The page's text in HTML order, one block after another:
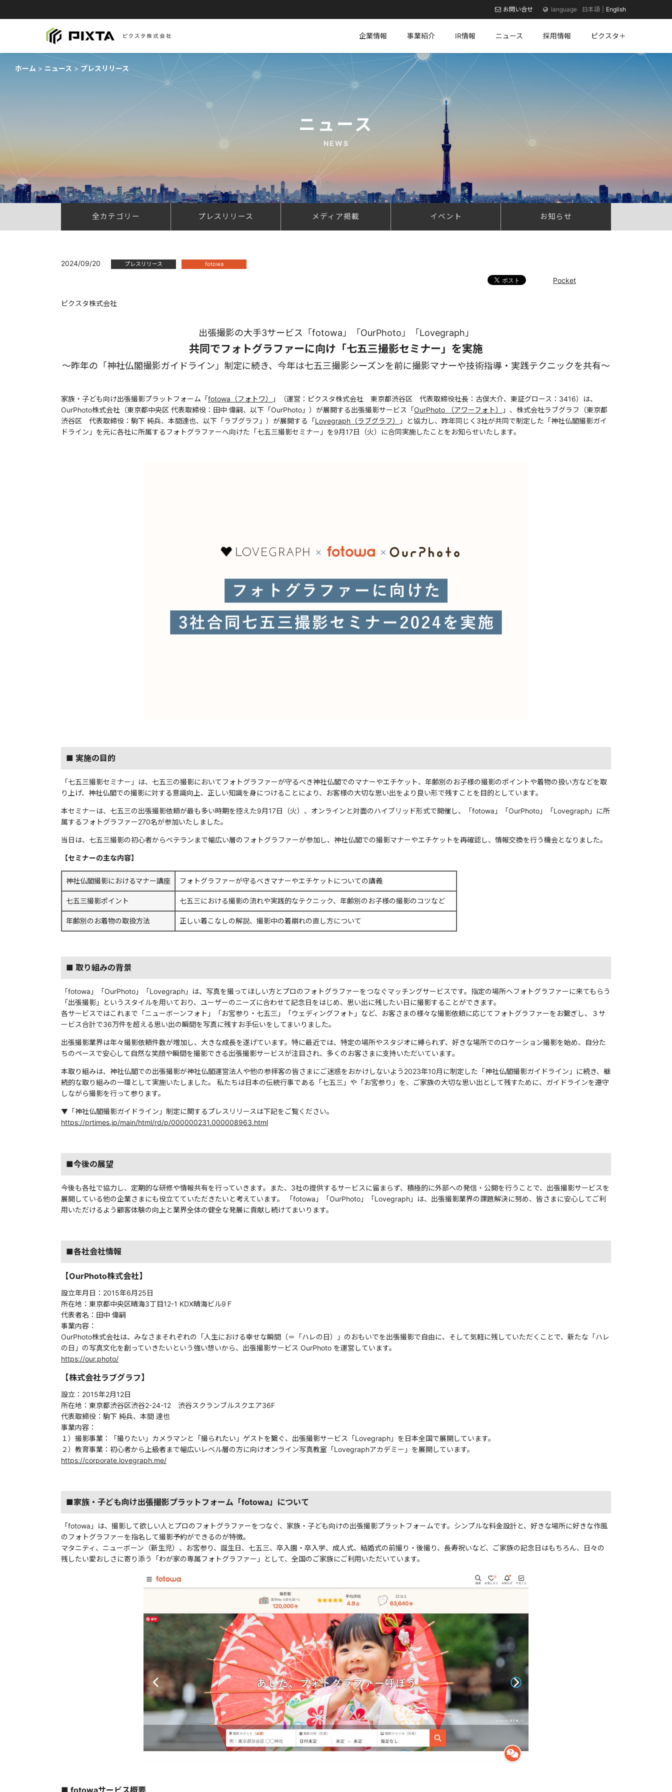
企業情報 事業紹介 IR情報 ニュース 採用情報 ピクスタ＋
お問い合せ 日本語 English
ホーム ニュース プレスリリース
ニュース
NEWS
全カテゴリー プレスリリース メディア掲載 イベント お知らせ
2024/09/20 プレスリリース fotowa
Pocket
ピクスタ株式会社
出張撮影の大手3サービス「fotowa」​​「OurPhoto」「Lovegraph」
共同でフォトグラファーに向け「七五三撮影セミナー」を実施​​
〜昨年の「神社仏閣撮影ガイドライン」制定に続き、今年は七五三撮影シーズンを前に撮影マナーや技術指導・実践テクニックを共有〜
家族・子ども向け出張撮影プラットフォーム「fotowa（フォトワ）
」（運営：ピクスタ株式会社 東京都渋谷区 代表取締役社長：古俣大介、東証グロース：3416）は、
OurPhoto株式会社（東京都中央区 代表取締役：田中 偉嗣、以下「OurPhoto」）が展開する出張撮影サービス「OurPhoto （アワーフォト）
」、株式会社ラブグラフ（東京都
渋谷区 代表取締役：駒下 純兵、本間達也、以下「ラブグラフ」）が展開する「Lovegraph（ラブグラフ）
」と協力し、昨年同じく3社が共同で制定した「神社仏閣撮影ガイ
ドライン」を元に各社に所属するフォトグラファーへ向けた「七五三撮影セミナー」を9月17日（火）に合同実施したことをお知らせいたします。
■ 実施の目的
「七五三撮影セミナー」は、七五三の撮影においてフォトグラファーが守るべき神社仏閣でのマナーやエチケット、年齢別のお子様の撮影のポイントや着物の扱い方などを取
り上げ、神社仏閣での撮影に対する意識向上、正しい知識を身につけることにより、お客様の大切な思い出をより良い形で残すことを目的としています。
本セミナーは、七五三の出張撮影依頼が最も多い時期を控えた9月17日（火）、オンラインと対面のハイブリッド形式で開催し、「fotowa」「OurPhoto」「Lovegraph」に所
属するフォトグラファー270名が参加いたしました。
当日は、七五三撮影の初心者からベテランまで幅広い層のフォトグラファーが参加し、神社仏閣での撮影マナーやエチケットを再確認し、情報交換を行う機会となりました。
【セミナーの主な内容】
神社仏閣撮影におけるマナー講座 フォトグラファーが守るべきマナーやエチケットについての講義
七五三撮影ポイント 七五三における撮影の流れや実践的なテクニック、年齢別のお子様の撮影のコツなど
年齢別のお着物の取扱方法 正しい着こなしの解説、撮影中の着崩れの直し方について
■ 取り組みの背景
「fotowa」「OurPhoto」「Lovegraph」は、写真を撮ってほしい方とプロのフォトグラファーをつなぐマッチングサービスです。指定の場所へフォトグラファーに来てもらう
「出張撮影」というスタイルを用いており、ユーザーのニーズに合わせて記念日をはじめ、思い出に残したい日に撮影することができます。
各サービスではこれまで「ニューボーンフォト」「お宮参り・七五三」「ウェディングフォト」など、お客さまの様々な撮影依頼に応じてフォトグラファーをお繋ぎし、３サ
ービス合計で36万件を超える思い出の瞬間を写真に残すお手伝いをしてまいりました。
出張撮影業界は年々撮影依頼件数が増加し、大きな成長を遂げています。特に最近では、特定の場所やスタジオに縛られず、好きな場所でのロケーション撮影を始め、自分た
ちのペースで安心して自然な笑顔や瞬間を撮影できる出張撮影サービスが注目され、多くのお客さまに支持いただいています。
本取り組みは、神社仏閣での出張撮影が神社仏閣運営法人や他の参拝客の皆さまにご迷惑をおかけしないよう2023年10月に制定した「神社仏閣撮影ガイドライン」に続き、継
続的な取り組みの一環として実施いたしました。 私たちは日本の伝統行事である「七五三」や「お宮参り」を、ご家族の大切な思い出として残すために、ガイドラインを遵守
しながら撮影を行って参ります。
▼「神社仏閣撮影ガイドライン」制定に関するプレスリリースは下記をご覧ください。
https://prtimes.jp/main/html/rd/p/000000231.000008963.html
■今後の展望
今後も各社で協力し、定期的な研修や情報共有を行っていきます。また、3社の提供するサービスに留まらず、積極的に外部への発信・公開を行うことで、出張撮影サービスを
展開している他の企業さまにも役立てていただきたいと考えています。 「fotowa」「OurPhoto」「Lovegraph」は、出張撮影業界の課題解決に努め、皆さまに安心してご利
用いただけるよう顧客体験の向上と業界全体の健全な発展に貢献し続けてまいります。
■各社会社情報
【OurPhoto株式会社】
設立年月日：2015年6月25日
所在地：東京都中央区晴海3丁目12-1 KDX晴海ビル9Ｆ
代表者名：田中 偉嗣
事業内容：
OurPhoto株式会社は、みなさまそれぞれの「人生における幸せな瞬間（＝「ハレの日）」のおもいでを出張撮影で自由に、そして気軽に残していただくことで、新たな「ハレ
の日」の写真文化を創っていきたいという強い想いから、出張撮影サービス OurPhoto を運営しています。
https://our.photo/
【株式会社ラブグラフ】
設立：2015年2月12日
所在地：東京都渋谷区渋谷2-24-12 渋谷スクランブルスクエア36F
代表取締役：駒下 純兵、本間 達也
事業内容：
１）撮影事業：「撮りたい」カメラマンと「撮られたい」ゲストを繋ぐ、出張撮影サービス「Lovegraph」を日本全国で展開しています。
２）教育事業：初心者から上級者まで幅広いレベル層の方に向けオンライン写真教室「Lovegraphアカデミー」を展開しています。
https://corporate.lovegraph.me/
■家族・子ども向け出張撮影プラットフォーム「fotowa」について
「fotowa」は、撮影して欲しい人とプロのフォトグラファーをつなぐ、家族・子ども向けの出張撮影プラットフォームです。シンプルな料金設計と、好きな場所に好きな作風
のフォトグラファーを指名して撮影予約ができるのが特徴。
マタニティ、ニューボーン（新生児）、お宮参り、誕生日、七五三、卒入園・卒入学、成人式、結婚式の前撮り・後撮り、長寿祝いなど、ご家族の記念日はもちろん、日々の
残したい愛おしさに寄り添う「わが家の専属フォトグラファー」として、全国のご家族にご利用いただいています。
■ fotowaサービス概要